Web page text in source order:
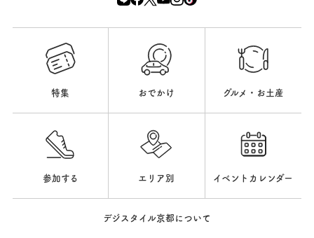
特集 おでかけ グルメ・お土産
参加する エリア別 イベントカレンダー
デジスタイル京都について